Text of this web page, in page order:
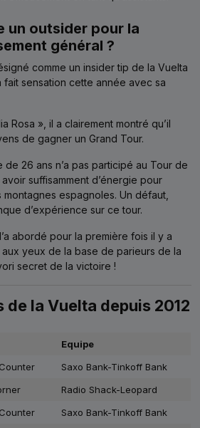
un outsider pour la
général ?
comme un insider tip de la Vuelta
fait sensation cette année avec sa
Rosa », il a clairement montré qu’il
de gagner un Grand Tour.
de 26 ans n’a pas participé au Tour de
suffisamment d’énergie pour
espagnoles. Un défaut,
d’expérience sur ce tour.
abordé pour la première fois il y a
aux yeux de la base de parieurs de la
secret de la victoire !
de la Vuelta depuis 2012
Equipe
Saxo Bank-Tinkoff Bank
Radio Shack-Leopard
Saxo Bank-Tinkoff Bank